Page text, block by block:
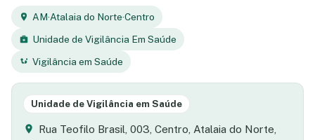
AM·Atalaia do Norte·Centro
Unidade de Vigilância Em Saúde
Vigilância em Saúde
Unidade de Vigilância em Saúde
Rua Teofilo Brasil, 003, Centro, Atalaia do Norte,